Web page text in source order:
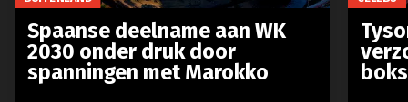
Spaanse deelname aan WK
2030 onder druk door
spanningen met Marokko